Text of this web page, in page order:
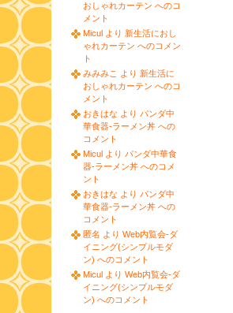
おしゃれカーテン へのコ
メント
Micul より 新生活におし
ゃれカーテン へのコメン
ト
みみみこ より 新生活に
おしゃれカーテン へのコ
メント
おきはな より パンダ中
華食器-ラーメン丼 への
コメント
Micul より パンダ中華食
器-ラーメン丼 へのコメ
ント
おきはな より パンダ中
華食器-ラーメン丼 への
コメント
匿名 より Web内覧会-ダ
イニング(シンプルモダ
ン) へのコメント
Micul より Web内覧会-ダ
イニング(シンプルモダ
ン) へのコメント